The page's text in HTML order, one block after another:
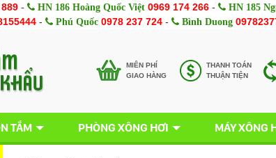
- HN 186 Hoàng Quốc Việt 0969 174 266 - HN 185
- Phú Quốc 0978 237 724- Bình Duong
MIÊN PHÍ
GIAO HÀNG
THANH TOÁN
THUẬN TIỆN
TẮM PHÒNG XÔNG HƠI MÁY XÔNG